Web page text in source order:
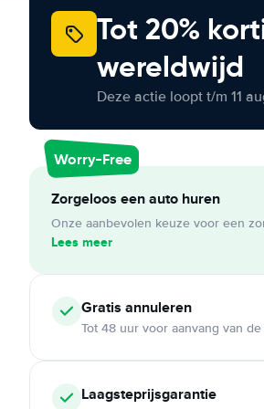
Tot 20%
wereldwijd
Deze actie loopt t/m 11
Worry-Free
Zorgeloos een auto huren
Onze aanbevolen keuze voor een
Lees meer
Gratis annuleren
Tot 48 uur voor aanvang van
Laagsteprijsgarantie